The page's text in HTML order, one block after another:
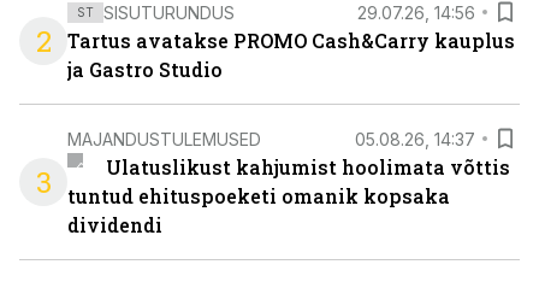
2
ST SISUTURUNDUS 29.07.26, 14:56
Tartus avatakse PROMO Cash&Carry kauplus
ja Gastro Studio
3
MAJANDUSTULEMUSED 05.08.26, 14:37
Ulatuslikust kahjumist hoolimata võttis
tuntud ehituspoeketi omanik kopsaka
dividendi